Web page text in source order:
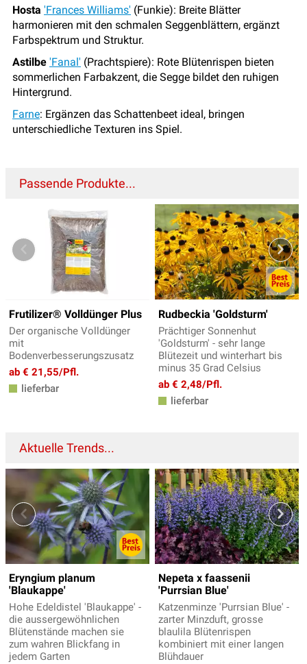
Hosta 'Frances Williams' (Funkie): Breite Blätter
harmonieren mit den schmalen Seggenblättern, ergänzt
Farbspektrum und Struktur.
Astilbe 'Fanal' (Prachtspiere): Rote Blütenrispen bieten
sommerlichen Farbakzent, die Segge bildet den ruhigen
Hintergrund.
Farne: Ergänzen das Schattenbeet ideal, bringen
unterschiedliche Texturen ins Spiel.
Passende Produkte...
Frutilizer® Volldünger Plus
Der organische Volldünger
mit
Bodenverbesserungszusatz
ab € 21,55/Pfl.
lieferbar
Rudbeckia 'Goldsturm'
Prächtiger Sonnenhut
'Goldsturm' - sehr lange
Blütezeit und winterhart bis
minus 35 Grad Celsius
ab € 2,48/Pfl.
lieferbar
Aktuelle Trends...
Eryngium planum
'Blaukappe'
Hohe Edeldistel 'Blaukappe' -
die aussergewöhnlichen
Blütenstände machen sie
zum wahren Blickfang in
jedem Garten
Nepeta x faassenii
'Purrsian Blue'
Katzenminze 'Purrsian Blue' -
zarter Minzduft, grosse
blaulila Blütenrispen
kombiniert mit einer langen
Blühdauer